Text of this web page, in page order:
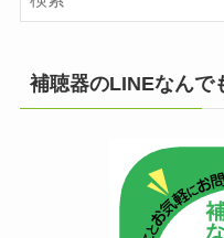
補聴器のLINEなんで